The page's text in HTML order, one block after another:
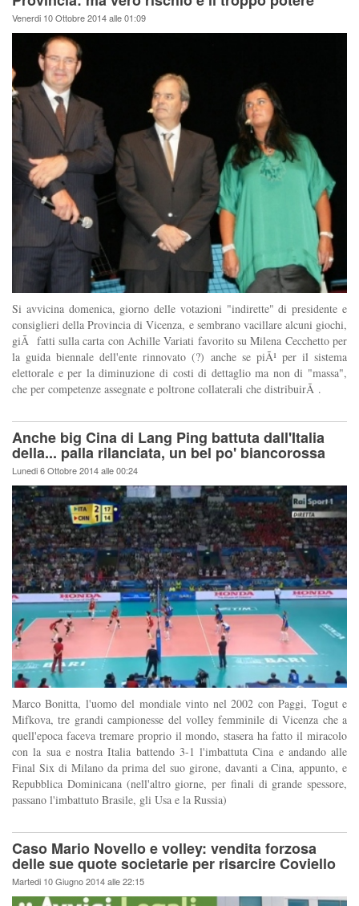
Venerdi 10 Ottobre 2014 alle 01:09
Si avvicina domenica, giorno delle votazioni "indirette" di presidente e
consiglieri della Provincia di Vicenza, e sembrano vacillare alcuni giochi,
giÃ fatti sulla carta con Achille Variati favorito su Milena Cecchetto per
la guida biennale dell'ente rinnovato (?) anche se piÃ¹ per il sistema
elettorale e per la diminuzione di costi di dettaglio ma non di "massa",
che per competenze assegnate e poltrone collaterali che distribuirÃ .
Anche big Cina di Lang Ping battuta dall'Italia
della... palla rilanciata, un bel po' biancorossa
Lunedi 6 Ottobre 2014 alle 00:24
Marco Bonitta, l'uomo del mondiale vinto nel 2002 con Paggi, Togut e
Mifkova, tre grandi campionesse del volley femminile di Vicenza che a
quell'epoca faceva tremare proprio il mondo, stasera ha fatto il miracolo
con la sua e nostra Italia battendo 3-1 l'imbattuta Cina e andando alle
Final Six di Milano da prima del suo girone, davanti a Cina, appunto, e
Repubblica Dominicana (nell'altro giorne, per finali di grande spessore,
passano l'imbattuto Brasile, gli Usa e la Russia)
Caso Mario Novello e volley: vendita forzosa
delle sue quote societarie per risarcire Coviello
Martedi 10 Giugno 2014 alle 22:15